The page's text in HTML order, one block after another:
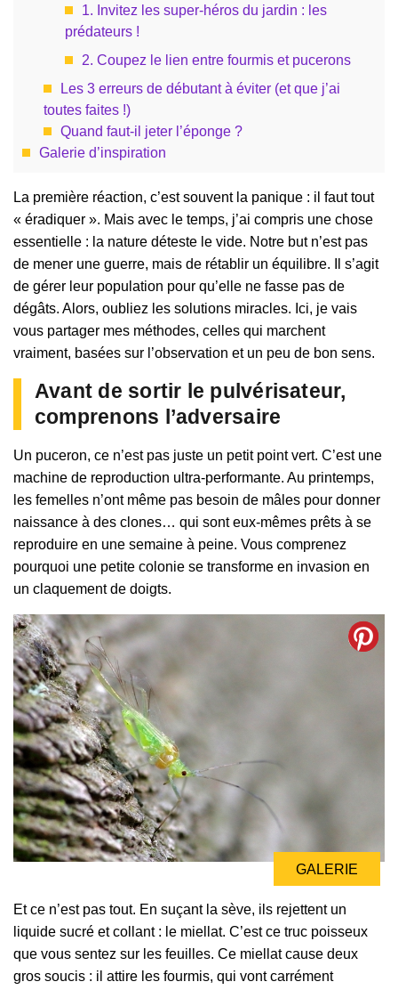
1. Invitez les super-héros du jardin : les
prédateurs !
2. Coupez le lien entre fourmis et pucerons
Les 3 erreurs de débutant à éviter (et que j’ai
toutes faites !)
Quand faut-il jeter l’éponge ?
Galerie d’inspiration
La première réaction, c’est souvent la panique : il faut tout
« éradiquer ». Mais avec le temps, j’ai compris une chose
essentielle : la nature déteste le vide. Notre but n’est pas
de mener une guerre, mais de rétablir un équilibre. Il s’agit
de gérer leur population pour qu’elle ne fasse pas de
dégâts. Alors, oubliez les solutions miracles. Ici, je vais
vous partager mes méthodes, celles qui marchent
vraiment, basées sur l’observation et un peu de bon sens.
Avant de sortir le pulvérisateur,
comprenons l’adversaire
Un puceron, ce n’est pas juste un petit point vert. C’est une
machine de reproduction ultra-performante. Au printemps,
les femelles n’ont même pas besoin de mâles pour donner
naissance à des clones… qui sont eux-mêmes prêts à se
reproduire en une semaine à peine. Vous comprenez
pourquoi une petite colonie se transforme en invasion en
un claquement de doigts.
GALERIE
Et ce n’est pas tout. En suçant la sève, ils rejettent un
liquide sucré et collant : le miellat. C’est ce truc poisseux
que vous sentez sur les feuilles. Ce miellat cause deux
gros soucis : il attire les fourmis, qui vont carrément